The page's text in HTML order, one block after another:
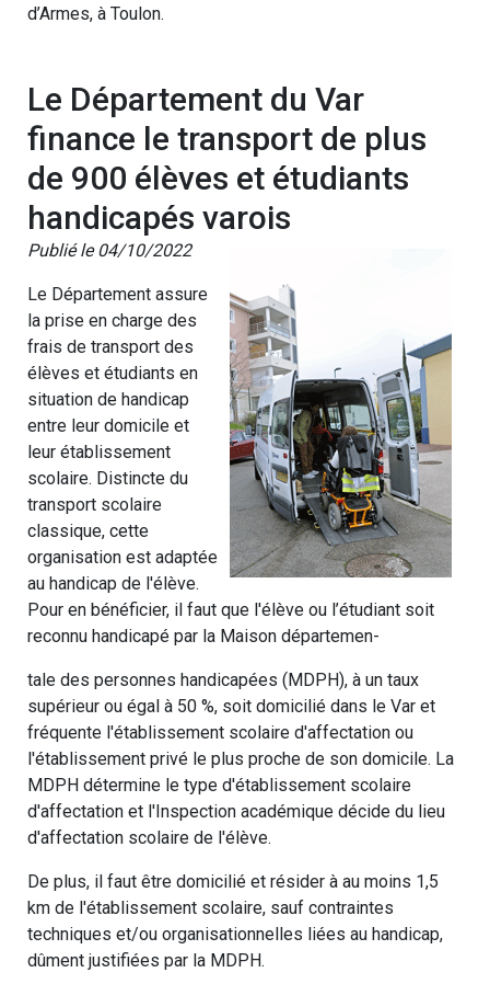
d’Armes, à Toulon.
Le Département du Var
finance le transport de plus
de 900 élèves et étudiants
handicapés varois
Publié le 04/10/2022
Le Département assure
la prise en charge des
frais de transport des
élèves et étudiants en
situation de handicap
entre leur domicile et
leur établissement
scolaire. Distincte du
transport scolaire
classique, cette
organisation est adaptée
au handicap de l'élève.
Pour en bénéficier, il faut que l'élève ou l’étudiant soit
reconnu handicapé par la Maison départemen-
tale des personnes handicapées (MDPH), à un taux
supérieur ou égal à 50 %, soit domicilié dans le Var et
fréquente l'établissement scolaire d'affectation ou
l'établissement privé le plus proche de son domicile. La
MDPH détermine le type d'établissement scolaire
d'affectation et l'Inspection académique décide du lieu
d'affectation scolaire de l'élève.
De plus, il faut être domicilié et résider à au moins 1,5
km de l'établissement scolaire, sauf contraintes
techniques et/ou organisationnelles liées au handicap,
dûment justifiées par la MDPH.